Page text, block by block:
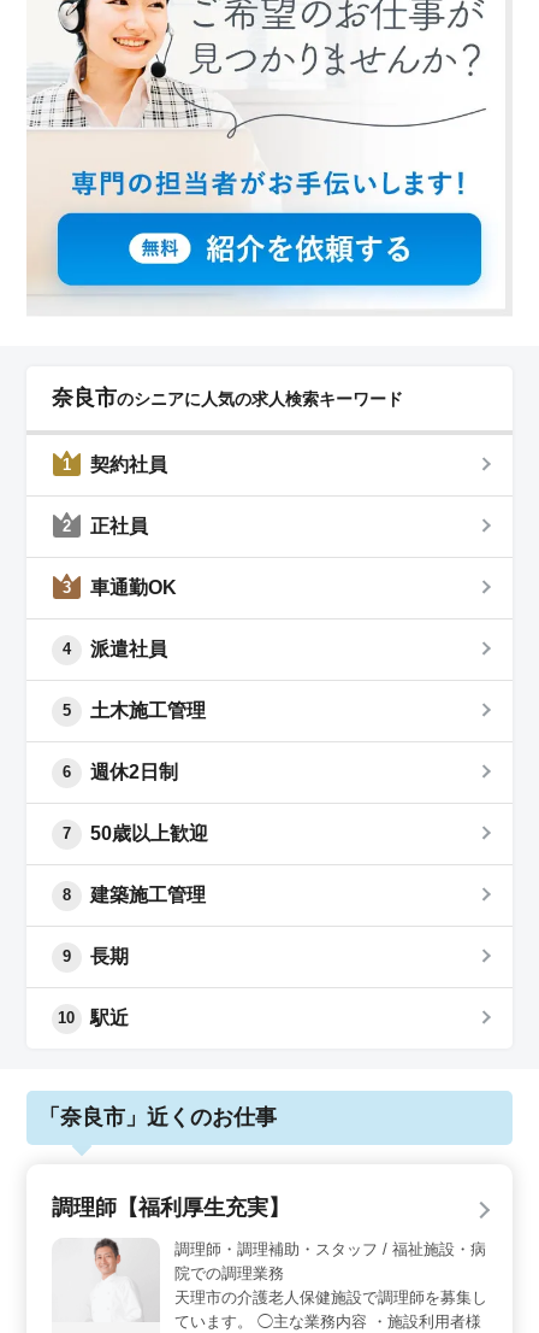
奈良市のシニアに人気の求人検索キーワード
1 契約社員
2 正社員
3 車通勤OK
4 派遣社員
5 土木施工管理
6 週休2日制
7 50歳以上歓迎
8 建築施工管理
9 長期
10 駅近
「奈良市」近くのお仕事
調理師【福利厚生充実】
調理師・調理補助・スタッフ / 福祉施設・病
院での調理業務
天理市の介護老人保健施設で調理師を募集し
ています。 ◯主な業務内容 ・施設利用者様